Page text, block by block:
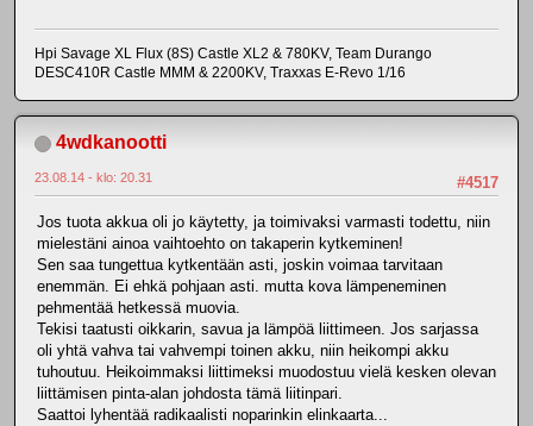
Hpi Savage XL Flux (8S) Castle XL2 & 780KV, Team Durango
DESC410R Castle MMM & 2200KV, Traxxas E-Revo 1/16
4wdkanootti
#4517
23.08.14 - klo: 20.31
Jos tuota akkua oli jo käytetty, ja toimivaksi varmasti todettu, niin
mielestäni ainoa vaihtoehto on takaperin kytkeminen!
Sen saa tungettua kytkentään asti, joskin voimaa tarvitaan
enemmän. Ei ehkä pohjaan asti. mutta kova lämpeneminen
pehmentää hetkessä muovia.
Tekisi taatusti oikkarin, savua ja lämpöä liittimeen. Jos sarjassa
oli yhtä vahva tai vahvempi toinen akku, niin heikompi akku
tuhoutuu. Heikoimmaksi liittimeksi muodostuu vielä kesken olevan
liittämisen pinta-alan johdosta tämä liitinpari.
Saattoi lyhentää radikaalisti noparinkin elinkaarta...